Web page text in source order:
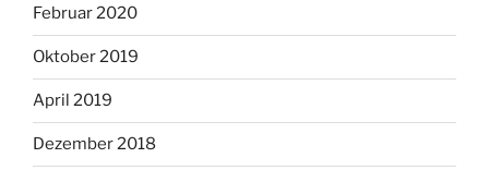
Februar 2020
Oktober 2019
April 2019
Dezember 2018